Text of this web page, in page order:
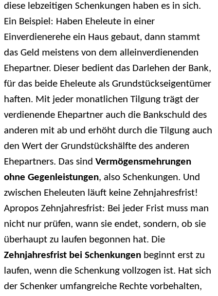
diese lebzeitigen Schenkungen haben es in sich.
Ein Beispiel: Haben Eheleute in einer
Einverdienerehe ein Haus gebaut, dann stammt
das Geld meistens von dem alleinverdienenden
Ehepartner. Dieser bedient das Darlehen der Bank,
für das beide Eheleute als Grundstückseigentümer
haften. Mit jeder monatlichen Tilgung trägt der
verdienende Ehepartner auch die Bankschuld des
anderen mit ab und erhöht durch die Tilgung auch
den Wert der Grundstückshälfte des anderen
Ehepartners. Das sind Vermögensmehrungen
ohne Gegenleistungen, also Schenkungen. Und
zwischen Eheleuten läuft keine Zehnjahresfrist!
Apropos Zehnjahresfrist: Bei jeder Frist muss man
nicht nur prüfen, wann sie endet, sondern, ob sie
überhaupt zu laufen begonnen hat. Die
Zehnjahresfrist bei Schenkungen beginnt erst zu
laufen, wenn die Schenkung vollzogen ist. Hat sich
der Schenker umfangreiche Rechte vorbehalten,